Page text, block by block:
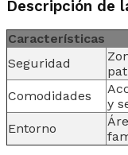
Descripción de
Características
Seguridad
Comodidades
y
Entorno